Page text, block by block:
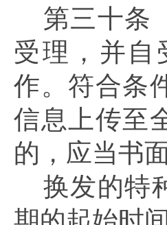
第三十条
受理，并自
作。符合条
信息上传至
的，应当书
换发的特